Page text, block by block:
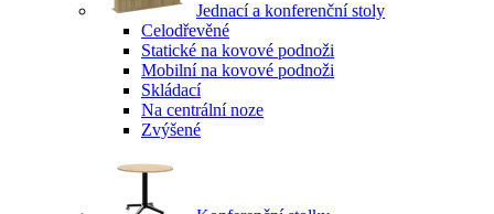
Jednací a konferenční stoly
Celodřevěné
Statické na kovové podnoži
Mobilní na kovové podnoži
Skládací
Na centrální noze
Zvýšené